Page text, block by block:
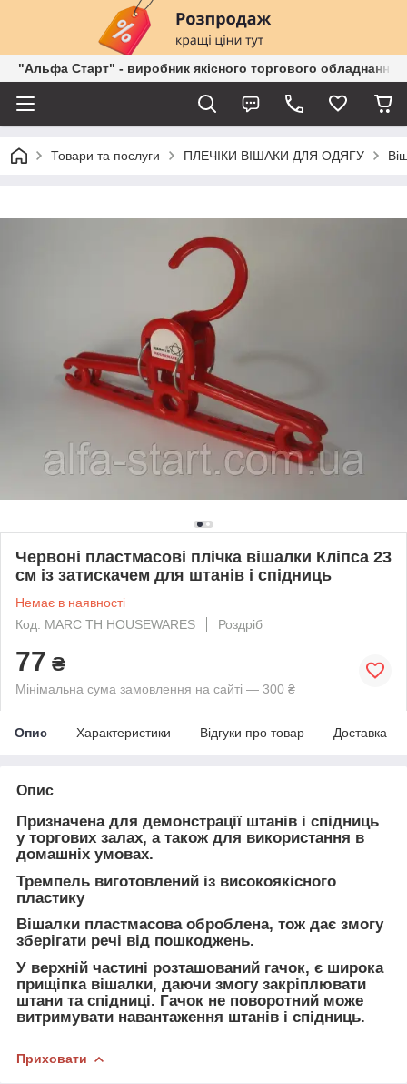
"Альфа Старт" - виробник якісного торгового обладнання
Товари та послуги ПЛЕЧІКИ ВІШАКИ ДЛЯ ОДЯГУ
Червоні пластмасові плічка вішалки Кліпса 23
см із затискачем для штанів і спідниць
Немає в наявності
Код: MARC TH HOUSEWARES
Роздріб
77 ₴
Мінімальна сума замовлення на сайті — 300 ₴
Опис Характеристики Відгуки про товар Доставка
Опис
Призначена для демонстрації штанів і спідниць
у торгових залах, а також для використання в
домашніх умовах.
Тремпель виготовлений із високоякісного
пластику
Вішалки пластмасова оброблена, тож дає змогу
зберігати речі від пошкоджень.
У верхній частині розташований гачок, є широка
прищіпка вішалки, даючи змогу закріплювати
штани та спідниці. Гачок не поворотний може
витримувати навантаження штанів і спідниць.
Приховати